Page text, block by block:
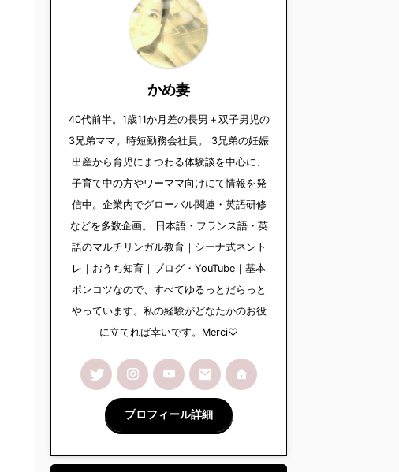
かめ妻
40代前半。1歳11か月差の長男＋双子男児の
3兄弟ママ。時短勤務会社員。 3兄弟の妊娠
出産から育児にまつわる体験談を中心に、
子育て中の方やワーママ向けにて情報を発
信中。企業内でグローバル関連・英語研修
などを多数企画。 日本語・フランス語・英
語のマルチリンガル教育｜シーナ式ネント
レ｜おうち知育｜ブログ・YouTube｜基本
ポンコツなので、すべてゆるっとだらっと
やっています。私の経験がどなたかのお役
に立てれば幸いです。Merci♡
プロフィール詳細